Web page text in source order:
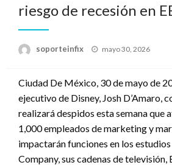
riesgo de recesión en
soporteinfix
Publicado
mayo 30, 2026
Ciudad De México, 30 de mayo de
ejecutivo de Disney, Josh D’Amaro,
realizará despidos esta semana que
1,000 empleados de marketing y
impactarán funciones en los
Company, sus cadenas de televisión,